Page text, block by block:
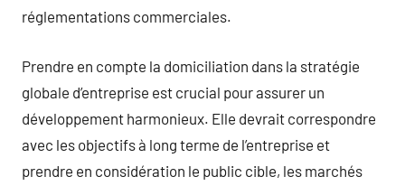
réglementations commerciales.
Prendre en compte la domiciliation dans la stratégie
globale d’entreprise est crucial pour assurer un
développement harmonieux. Elle devrait correspondre
avec les objectifs à long terme de l’entreprise et
prendre en considération le public cible, les marchés